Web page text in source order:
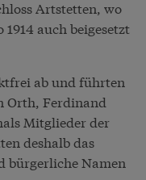
Artstetten, wo
auch beigesetzt
ab und führten
Orth, Ferdinand
Mitglieder der
deshalb das
bürgerliche Namen